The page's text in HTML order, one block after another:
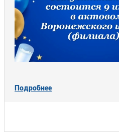
Подробнее